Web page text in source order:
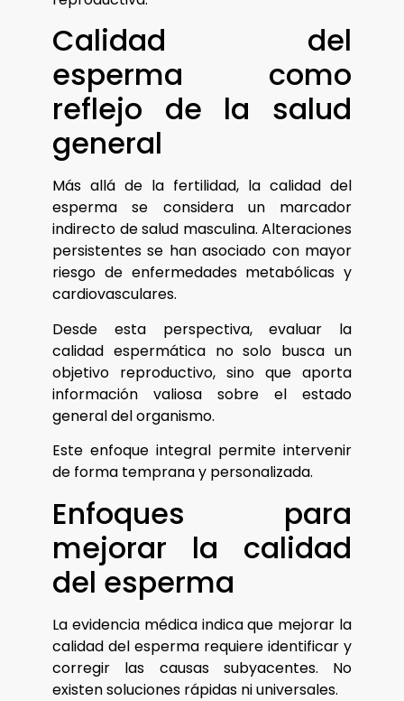
Calidad del
esperma como
reflejo de la salud
general
Más allá de la fertilidad, la calidad del
esperma se considera un marcador
indirecto de salud masculina. Alteraciones
persistentes se han asociado con mayor
riesgo de enfermedades metabólicas y
cardiovasculares.
Desde esta perspectiva, evaluar la
calidad espermática no solo busca un
objetivo reproductivo, sino que aporta
información valiosa sobre el estado
general del organismo.
Este enfoque integral permite intervenir
de forma temprana y personalizada.
Enfoques para
mejorar la calidad
del esperma
La evidencia médica indica que mejorar la
calidad del esperma requiere identificar y
corregir las causas subyacentes. No
existen soluciones rápidas ni universales.